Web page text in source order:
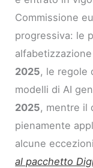
Commissione
progressiva: le
2025, le regole
modelli di AI
2025, mentre il
pienamente
alcune
al pacchetto